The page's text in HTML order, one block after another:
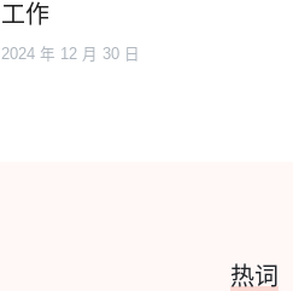
工作
2024 年 12 月 30 日
热词